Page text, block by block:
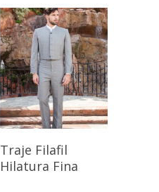
Seleccionar
Opciones
Traje Filafil
Hilatura Fina